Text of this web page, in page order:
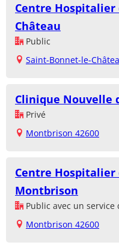
Centre Hospitalier
Château
Public
Saint-Bonnet-le-
Clinique Nouvelle
Privé
Montbrison 42600
Centre Hospitalier
Montbrison
Public avec un service
Montbrison 42600